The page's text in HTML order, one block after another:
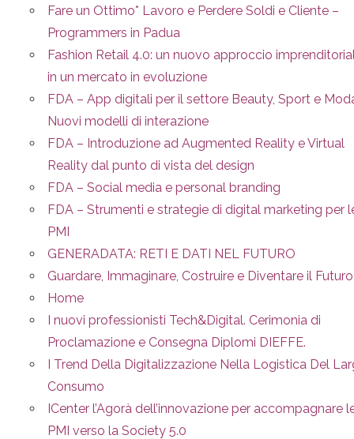
Fare un Ottimo* Lavoro e Perdere Soldi e Cliente –
Programmers in Padua
Fashion Retail 4.0: un nuovo approccio
in un mercato in evoluzione
FDA – App digitali per il settore Beauty, Sport e
Nuovi modelli di interazione
FDA – Introduzione ad Augmented Reality e Virtual
Reality dal punto di vista del design
FDA – Social media e personal branding
FDA – Strumenti e strategie di digital marketing per
PMI
GENERADATA: RETI E DATI NEL FUTURO
Guardare, Immaginare, Costruire e Diventare il Futuro
Home
I nuovi professionisti Tech&Digital. Cerimonia di
Proclamazione e Consegna Diplomi DIEFFE.
I Trend Della Digitalizzazione Nella Logistica Del
Consumo
ICenter l’Agorà dell’innovazione per accompagnare
PMI verso la Society 5.0